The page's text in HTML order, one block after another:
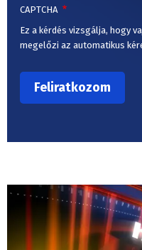
CAPTCHA
Ez a kérdés vizsgálja, hogy
megelőzi az automatikus